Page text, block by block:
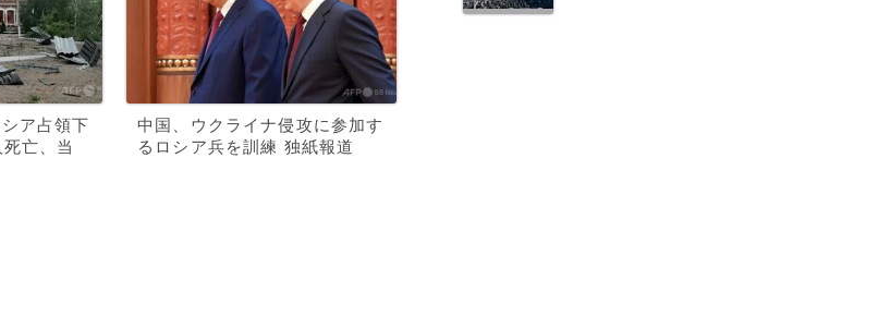
ア占領下
亡、当
中国、ウクライナ侵攻に参加す
るロシア兵を訓練 独紙報道